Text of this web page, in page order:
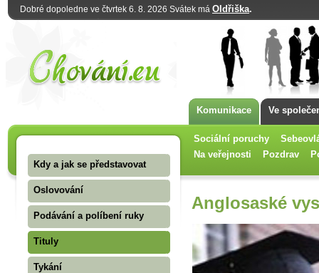
Dobré dopoledne ve čtvrtek 6. 8. 2026 Svátek má Oldřiška.
Komunikace Ve
Sociální poruchy
Na veřejnosti
Pozdrav
Kdy a jak se představovat
Oslovování
Podávání a políbení ruky
Tituly
Tykání
Anglosaské